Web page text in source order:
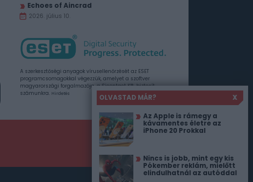
OLVASTAD MÁR?
X
Az Apple is rámegy a
kávamentes életre az
iPhone 20 Prokkal
Nincs is jobb, mint egy kis
Pókember reklám, mielőtt
elindulhatnál az autóddal
Echoes of Aincrad
2026. július 10.
A szerkesztőségi anyagok vírusellenőrzését az ESET
programcsomagokkal végezzük, amelyet a szoftver
magyarországi forgalmazója, a Sicontact Kft. biztosít
számunkra. Hirdetés